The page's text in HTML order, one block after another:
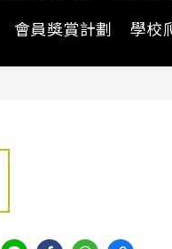
會員獎賞計劃 學校